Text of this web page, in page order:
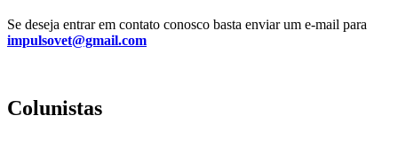
Se deseja entrar em contato conosco basta enviar um e-mail para
impulsovet@gmail.com
Colunistas